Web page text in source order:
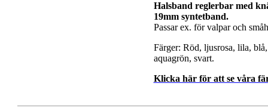
Halsband reglerbar med
19mm syntetband.
Passar ex. för valpar och
Färger: Röd, ljusrosa, lila,
aquagrön, svart.
Klicka här för att se våra